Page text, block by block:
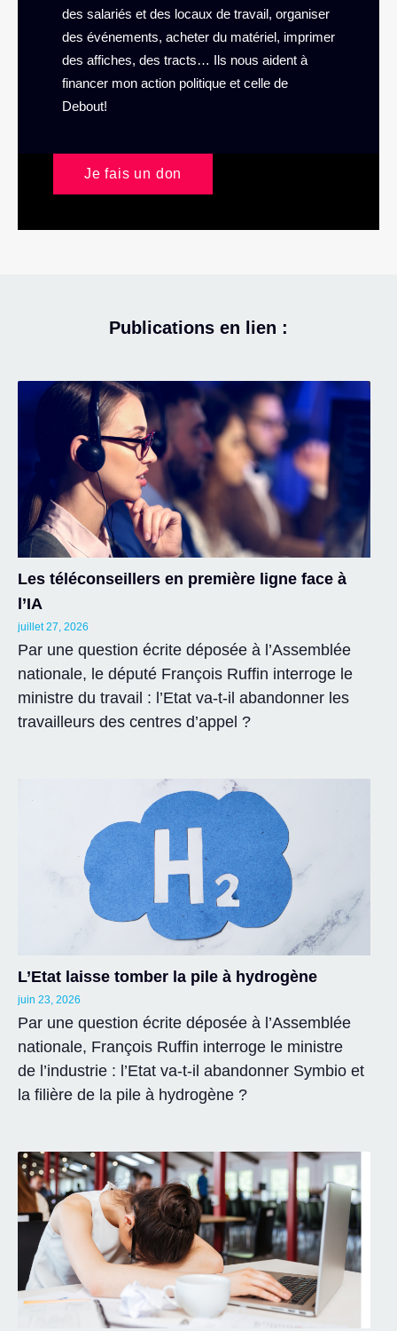
des salariés et des locaux de travail, organiser
des événements, acheter du matériel, imprimer
des affiches, des tracts… Ils nous aident à
financer mon action politique et celle de
Debout!
Je fais un don
Publications en lien :
Les téléconseillers en première ligne face à
l’IA
juillet 27, 2026
Par une question écrite déposée à l’Assemblée
nationale, le député François Ruffin interroge le
ministre du travail : l’Etat va-t-il abandonner les
travailleurs des centres d’appel ?
L’Etat laisse tomber la pile à hydrogène
juin 23, 2026
Par une question écrite déposée à l’Assemblée
nationale, François Ruffin interroge le ministre
de l’industrie : l’Etat va-t-il abandonner Symbio et
la filière de la pile à hydrogène ?